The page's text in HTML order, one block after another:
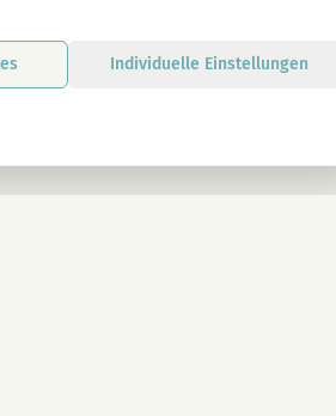
Individuelle Einstellungen